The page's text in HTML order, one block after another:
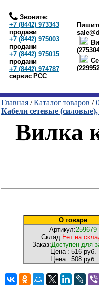
Звоните:
+7 (8442) 973343
продажи
+7 (8442) 975003
продажи
+7 (8442) 975015
продажи
+7 (8442) 974787
сервис РСС
Главная /Каталог товаров /
Кабели сетевые (силовые),
Вилка
О товаре
Артикул:259679
Склад: Нет на
Заказ:Доступен для
Цена : 516 руб.
Цена : 508 руб.